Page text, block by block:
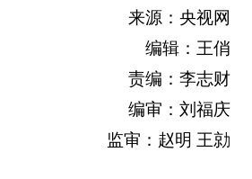
来源：央视网
编辑：王俏
责编：李志财
编审：刘福庆
监审：赵明 王勍